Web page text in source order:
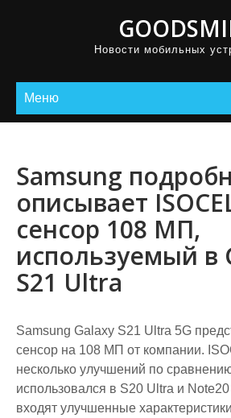
Новости мобильных
Меню
Samsung
описывает
сенсор 108 МП,
используемый в
S21 Ultra
Samsung Galaxy S21 Ultra 5G
сенсор на 108 МП от компании.
несколько улучшений по
использовался в S20 Ultra и
входят улучшенные